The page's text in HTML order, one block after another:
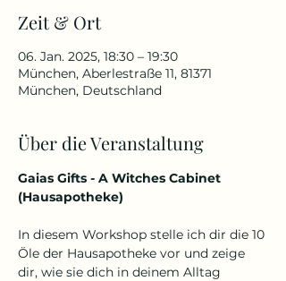
Zeit & Ort
06. Jan. 2025, 18:30 – 19:30
München, Aberlestraße 11, 81371
München, Deutschland
Über die Veranstaltung
Gaias Gifts - A Witches Cabinet
(Hausapotheke)
In diesem Workshop stelle ich dir die 10
Öle der Hausapotheke vor und zeige
dir, wie sie dich in deinem Alltag